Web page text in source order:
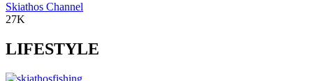
Skiathos Channel
27K
LIFESTYLE